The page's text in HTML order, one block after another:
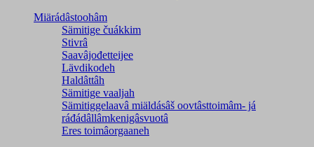
Miärádâstoohâm
Sämitige čuákkim
Stivrâ
Saavâjođetteijee
Lävdikodeh
Haldâttâh
Sämitige vaaljah
Sämitiggelaavâ miäldásâš oovtâsttoimâm- já
ráđádâllâmkenigâsvuotâ
Eres toimâorgaaneh